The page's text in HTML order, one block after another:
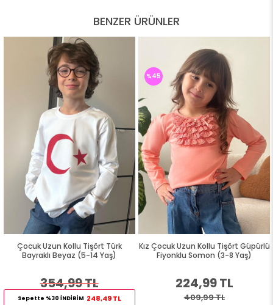
BENZER ÜRÜNLER
Çocuk Uzun Kollu Tişört Türk
Bayraklı Beyaz (5-14 Yaş)
354,99 TL
Sepette %30 İNDİRİM 248,49 TL
Kız Çocuk Uzun Kollu Tişört Güpürlü
Fiyonklu Somon (3-8 Yaş)
224,99 TL
409,99 TL
%45